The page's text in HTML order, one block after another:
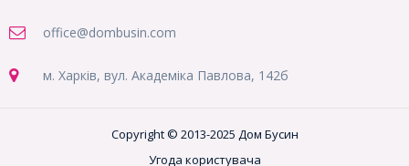
office@dombusin.com
м. Харків, вул. Академіка Павлова, 142б
Copyright © 2013-2025 Дом Бусин
Угода користувача